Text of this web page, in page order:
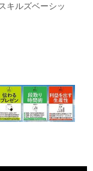
キルズベーシッ